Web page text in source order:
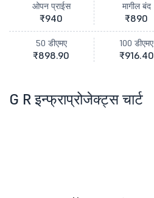
ओपन प्राईस
₹940
मागील बंद
₹890
50 डीएमए
₹898.90
100 डीएमए
₹916.40
G R इन्फ्राप्रोजेक्ट्स चार्ट